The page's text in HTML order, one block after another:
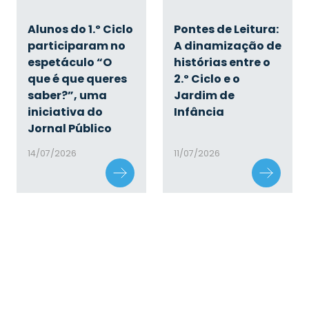
Alunos do 1.º Ciclo
participaram no
espetáculo “O
que é que queres
saber?”, uma
iniciativa do
Jornal Público
14/07/2026
Pontes de Leitura:
A dinamização de
histórias entre o
2.º Ciclo e o
Jardim de
Infância
11/07/2026